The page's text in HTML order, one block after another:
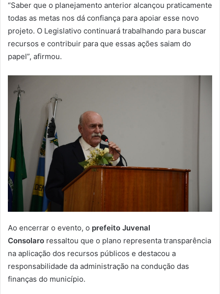
“Saber que o planejamento anterior alcançou praticamente
todas as metas nos dá confiança para apoiar esse novo
projeto. O Legislativo continuará trabalhando para buscar
recursos e contribuir para que essas ações saiam do
papel”, afirmou.
Ao encerrar o evento, o prefeito Juvenal
Consolaro ressaltou que o plano representa transparência
na aplicação dos recursos públicos e destacou a
responsabilidade da administração na condução das
finanças do município.